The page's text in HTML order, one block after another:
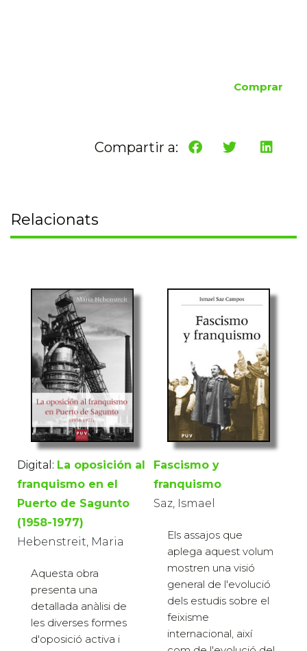
Comprar
Compartir a:
Relacionats
Digital: La oposición al
franquismo en el
Puerto de Sagunto
(1958-1977)
Hebenstreit, Maria
Aquesta obra
presenta una
detallada anàlisi de
les diverses formes
d'oposició activa i
Fascismo y
franquismo
Saz, Ismael
Els assajos que
aplega aquest volum
mostren una visió
general de l'evolució
dels estudis sobre el
feixisme
internacional, així